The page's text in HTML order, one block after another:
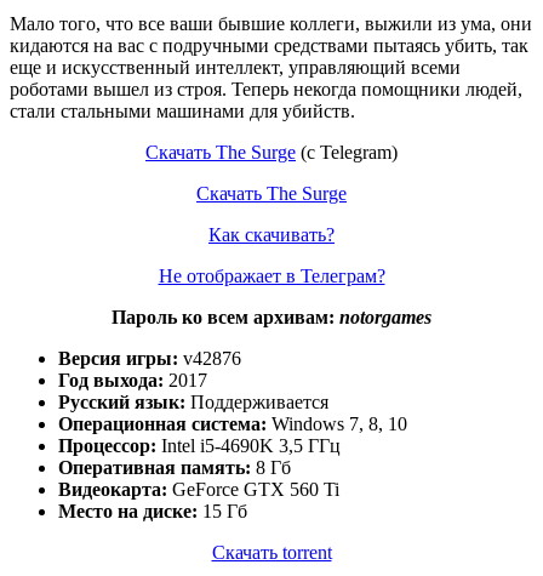
Мало того, что все ваши бывшие коллеги, выжили из ума, они
кидаются на вас с подручными средствами пытаясь убить, так
еще и искусственный интеллект, управляющий всеми
роботами вышел из строя. Теперь некогда помощники людей,
стали стальными машинами для убийств.
Скачать The Surge (c Telegram)
Скачать The Surge
Как скачивать?
Не отображает в Телеграм?
Пароль ко всем архивам: notorgames
Версия игры: v42876
Год выхода: 2017
Русский язык: Поддерживается
Операционная система: Windows 7, 8, 10
Процессор: Intel i5-4690K 3,5 ГГц
Оперативная память: 8 Гб
Видеокарта: GeForce GTX 560 Ti
Место на диске: 15 Гб
Скачать torrent